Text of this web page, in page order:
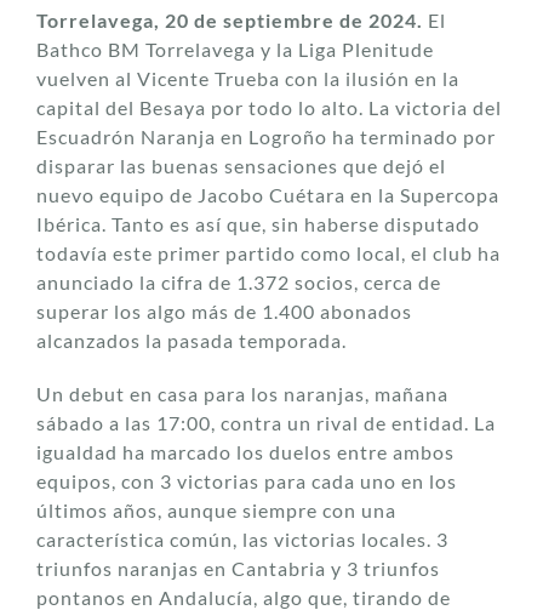
Torrelavega, 20 de septiembre de 2024. El
Bathco BM Torrelavega y la Liga Plenitude
vuelven al Vicente Trueba con la ilusión en la
capital del Besaya por todo lo alto. La victoria del
Escuadrón Naranja en Logroño ha terminado por
disparar las buenas sensaciones que dejó el
nuevo equipo de Jacobo Cuétara en la Supercopa
Ibérica. Tanto es así que, sin haberse disputado
todavía este primer partido como local, el club ha
anunciado la cifra de 1.372 socios, cerca de
superar los algo más de 1.400 abonados
alcanzados la pasada temporada.
Un debut en casa para los naranjas, mañana
sábado a las 17:00, contra un rival de entidad. La
igualdad ha marcado los duelos entre ambos
equipos, con 3 victorias para cada uno en los
últimos años, aunque siempre con una
característica común, las victorias locales. 3
triunfos naranjas en Cantabria y 3 triunfos
pontanos en Andalucía, algo que, tirando de